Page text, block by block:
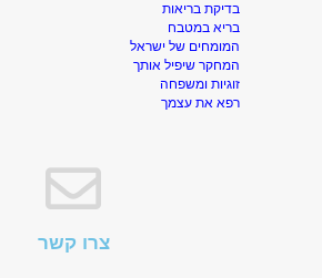
בדיקת בריאות
בריא במטבח
המומחים של ישראל
המחקר שיפיל אותך
זוגיות ומשפחה
רפא את עצמך
צרו קשר